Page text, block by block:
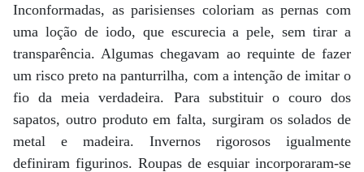
Inconformadas, as parisienses coloriam as pernas com
uma loção de iodo, que escurecia a pele, sem tirar a
transparência. Algumas chegavam ao requinte de fazer
um risco preto na panturrilha, com a intenção de imitar o
fio da meia verdadeira. Para substituir o couro dos
sapatos, outro produto em falta, surgiram os solados de
metal e madeira. Invernos rigorosos igualmente
definiram figurinos. Roupas de esquiar incorporaram-se